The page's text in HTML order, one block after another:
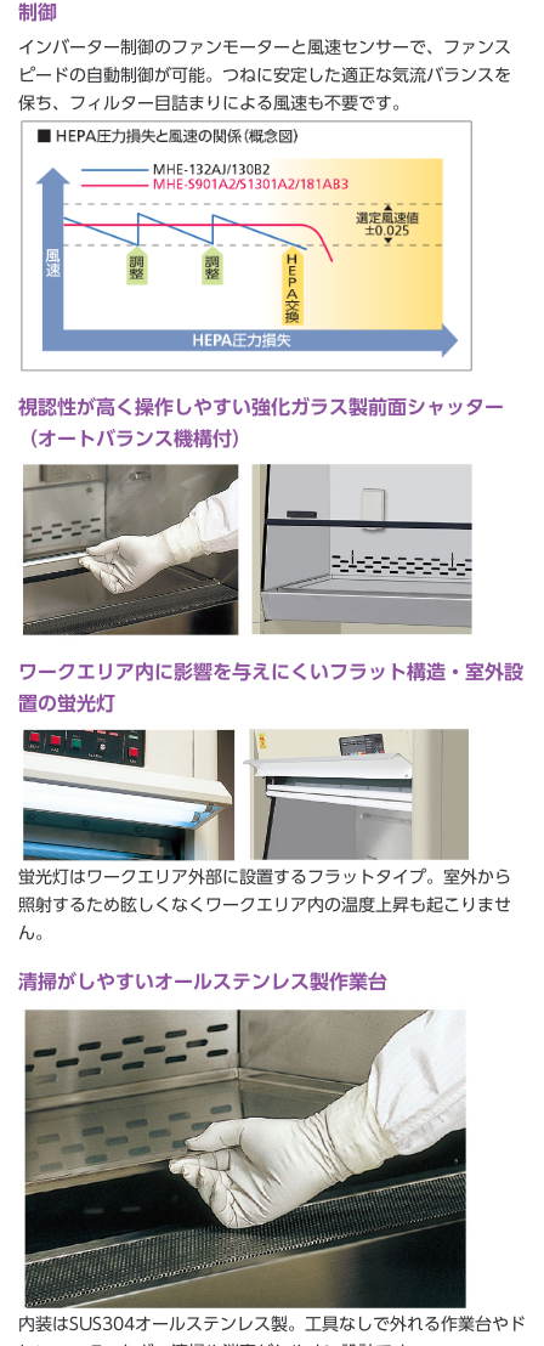
制御
インバーター制御のファンモーターと風速センサーで、ファンス
ピードの自動制御が可能。つねに安定した適正な気流バランスを
保ち、フィルター目詰まりによる風速も不要です。
視認性が高く操作しやすい強化ガラス製前面シャッター
（オートバランス機構付）
ワークエリア内に影響を与えにくいフラット構造・室外設
置の蛍光灯
蛍光灯はワークエリア外部に設置するフラットタイプ。室外から
照射するため眩しくなくワークエリア内の温度上昇も起こりませ
ん。
清掃がしやすいオールステンレス製作業台
内装はSUS304オールステンレス製。工具なしで外れる作業台やド